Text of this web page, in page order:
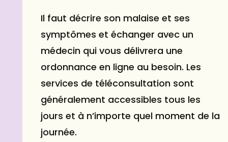
Il faut décrire son malaise et ses
symptômes et échanger avec un
médecin qui vous délivrera une
ordonnance en ligne au besoin. Les
services de téléconsultation sont
généralement accessibles tous les
jours et à n’importe quel moment de la
journée.